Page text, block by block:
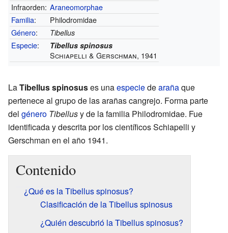
Infraorden: Araneomorphae
Familia:
Philodromidae
Género: Tibellus
Especie: Tibellus spinosus
Schiapelli & Gerschman, 1941
LaTibellus spinosuses unaespeciedearañaque
pertenece al grupo de las arañas cangrejo. Forma parte
del género Tibellusy de la familia Philodromidae. Fue
identificada y descrita por los científicos Schiapelli y
Gerschman en el año 1941.
Contenido
¿Qué es la Tibellus spinosus?
Clasificación de la Tibellus spinosus
¿Quién descubrió la Tibellus spinosus?